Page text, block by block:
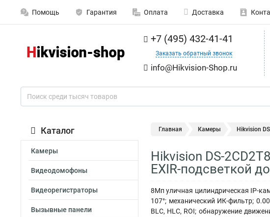
Помощь Гарантия Оплата Доставка
+7 (495) 432-41-41
Заказать обратный звонок
info@Hikvision-Shop.ru
Каталог
Камеры
Видеодомофоны
Видеорегистраторы
Вызывные панели
Главная Камеры Hikvision
Hikvision DS-
EXIR-подсветкой
8Мп уличная цилиндрическая IP-
107°; механический ИК-фильтр;
BLC, HLC, ROI; обнаружение